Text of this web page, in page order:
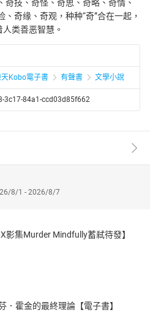
技、奇怪、奇思、奇略、奇情、
奇缘、奇观，种种“奇”合在一起，
类善恶智慧。
天Kobo電子書 有聲書 文學小說
3c17-84a1-ccd03d85f662
8/1 - 2026/8/7
影集Murder Mindfully蓄弒待發】
．霍金的最終理論【電子書】